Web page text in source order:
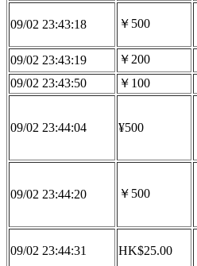
09/02 23:43:18 ￥500
09/02 23:43:19 ￥200
09/02 23:43:50
￥100
09/02 23:44:04 ¥500
09/02 23:44:20 ￥500
09/02 23:44:31 HK$25.00